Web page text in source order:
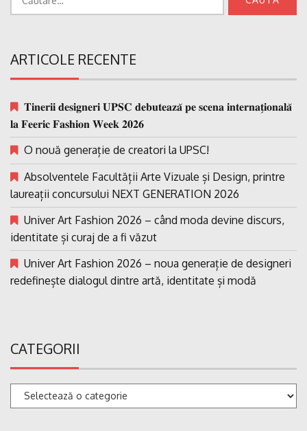
ARTICOLE RECENTE
𝐓𝐢𝐧𝐞𝐫𝐢𝐢 𝐝𝐞𝐬𝐢𝐠𝐧𝐞𝐫𝐢 𝐔𝐏𝐒𝐂 𝐝𝐞𝐛𝐮𝐭𝐞𝐚𝐳𝐚̆ 𝐩𝐞 𝐬𝐜𝐞𝐧𝐚 𝐢𝐧𝐭𝐞𝐫𝐧𝐚𝐭̗𝐢𝐨𝐧𝐚𝐥𝐚̆
𝐥𝐚 𝐅𝐞𝐞𝐫𝐢𝐜 𝐅𝐚𝐬𝐡𝐢𝐨𝐧 𝐖𝐞𝐞𝐤 𝟐𝟎𝟐𝟔
O nouă generație de creatori la UPSC!
Absolventele Facultății Arte Vizuale și Design, printre
laureații concursului NEXT GENERATION 2026
Univer Art Fashion 2026 – când moda devine discurs,
identitate și curaj de a fi văzut
Univer Art Fashion 2026 – noua generație de designeri
redefinește dialogul dintre artă, identitate și modă
CATEGORII
Categorii